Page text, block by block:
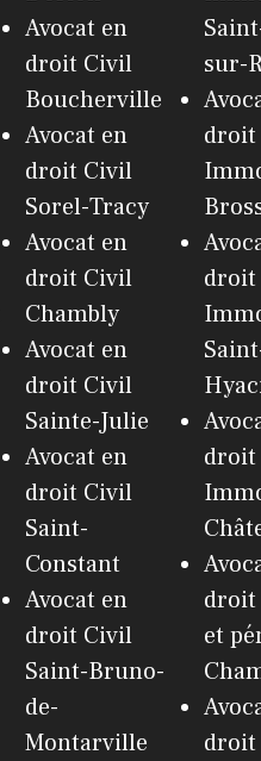
Avocat en
droit Civil
Boucherville
Avocat en
droit Civil
Sorel-Tracy
Avocat en
droit Civil
Chambly
Avocat en
droit Civil
Sainte-Julie
Avocat en
droit Civil
Saint-
Constant
Avocat en
droit Civil
Saint-Bruno-
de-
Montarville
sur-
droit
droit
droit
et